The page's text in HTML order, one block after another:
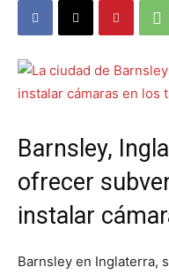
Barnsley,
ofrecer
instalar
Barnsley en Inglaterra,